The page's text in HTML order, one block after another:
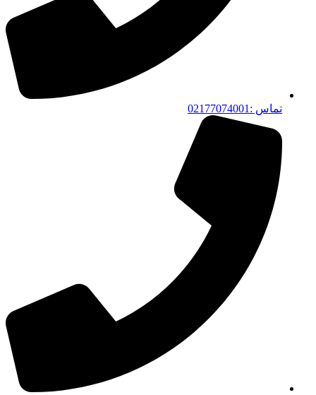
تماس :02177074001